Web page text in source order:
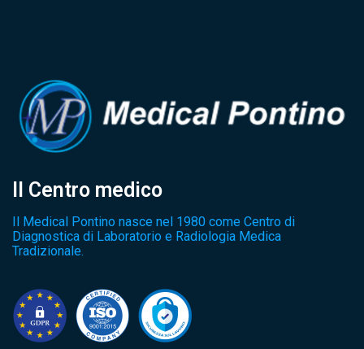
Il Centro medico
Il Medical Pontino nasce nel 1980 come Centro di
Diagnostica di Laboratorio e Radiologia Medica
Tradizionale.